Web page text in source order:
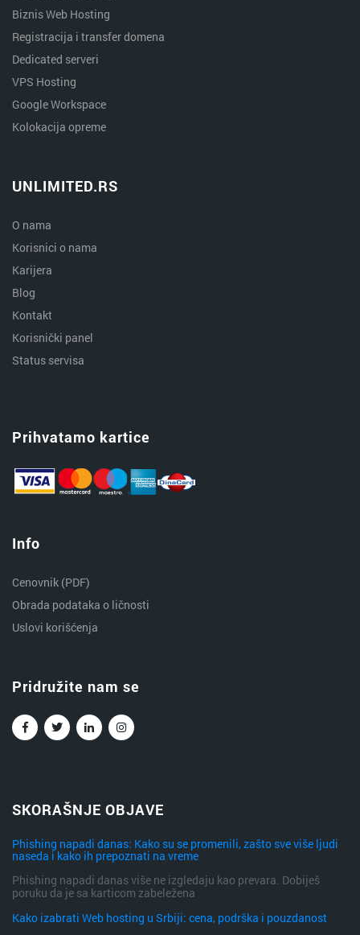
Biznis Web Hosting
Registracija i transfer domena
Dedicated serveri
VPS Hosting
Google Workspace
Kolokacija opreme
UNLIMITED.RS
O nama
Korisnici o nama
Karijera
Blog
Kontakt
Korisnički panel
Status servisa
Prihvatamo kartice
Info
Cenovnik (PDF)
Obrada podataka o ličnosti
Uslovi korišćenja
Pridružite nam se
SKORAŠNJE OBJAVE
Phishing napadi danas: Kako su se promenili, zašto sve više ljudi
naseda i kako ih prepoznati na vreme
Phishing napadi danas više ne izgledaju kao prevara. Dobiješ
poruku da je sa karticom zabeležena
Kako izabrati Web hosting u Srbiji: cena, podrška i pouzdanost